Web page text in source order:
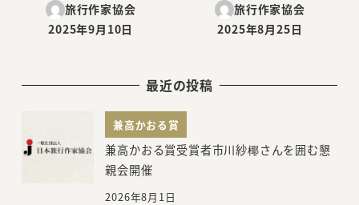
旅行作家協会
投稿日
2025年9月10日
旅行作家協会
投稿日
2025年8月25日
最近の投稿
兼高かおる賞
兼高かおる賞受賞者市川紗椰さんを囲む懇
親会開催
2026年8月1日